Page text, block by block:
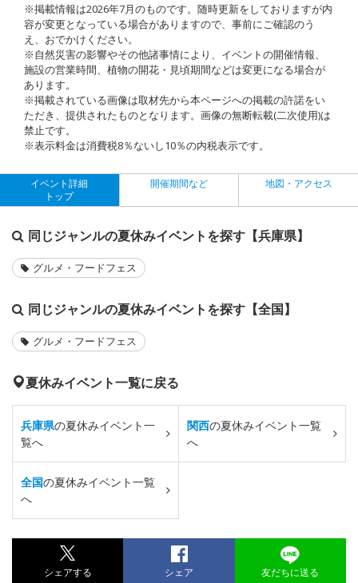
※掲載情報は2026年7月のものです。随時更新をしておりますが内
容が変更となっている場合がありますので、事前にご確認のう
え、おでかけください。
※自然災害の影響やその他諸事情により、イベントの開催情報、
施設の営業時間、植物の開花・見頃期間などは変更になる場合が
あります。
※掲載されている画像は取材先から本ページへの掲載の許諾をい
ただき、提供されたものとなります。画像の無断転載(二次使用)は
禁止です。
※表示料金は消費税8％ないし10％の内税表示です。
イベント詳細
トップ
開催期間など 地図・アクセス
同じジャンルの夏休みイベントを探す【兵庫県】
グルメ・フードフェス
同じジャンルの夏休みイベントを探す【全国】
グルメ・フードフェス
夏休みイベント一覧に戻る
兵庫県の夏休みイベント一
覧へ
関西の夏休みイベント一覧
へ
全国の夏休みイベント一覧
へ
シェアする シェア 友だちに送る